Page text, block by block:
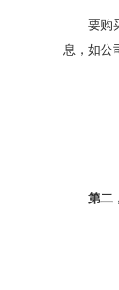
要购买
息，如公
第二，